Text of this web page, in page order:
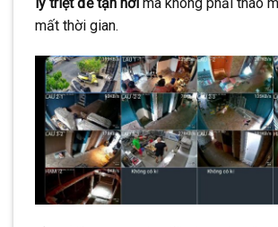
mất thời gian.